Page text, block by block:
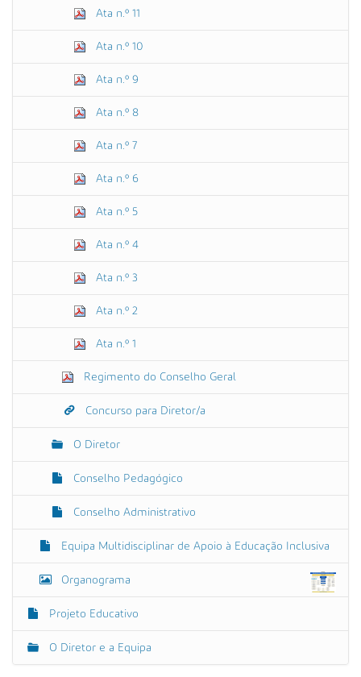
Ata n.º 11
Ata n.º 10
Ata n.º 9
Ata n.º 8
Ata n.º 7
Ata n.º 6
Ata n.º 5
Ata n.º 4
Ata n.º 3
Ata n.º 2
Ata n.º 1
Regimento do Conselho Geral
Concurso para Diretor/a
O Diretor
Conselho Pedagógico
Conselho Administrativo
Equipa Multidisciplinar de Apoio à Educação Inclusiva
Organograma
Projeto Educativo
O Diretor e a Equipa